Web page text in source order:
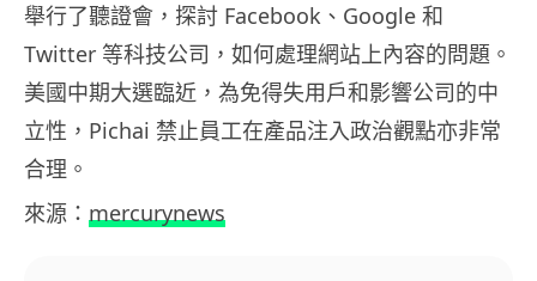
舉行了聽證會，探討 Facebook、Google 和
Twitter 等科技公司，如何處理網站上內容的問題。
美國中期大選臨近，為免得失用戶和影響公司的中
立性，Pichai 禁止員工在產品注入政治觀點亦非常
合理。
來源： mercurynews